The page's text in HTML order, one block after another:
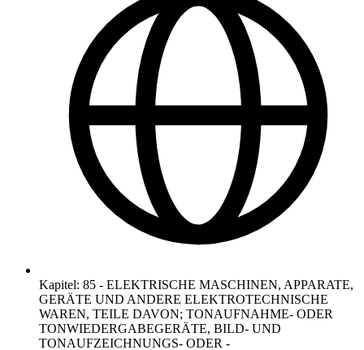
Kapitel: 85 - ELEKTRISCHE MASCHINEN, APPARATE,
GERÄTE UND ANDERE ELEKTROTECHNISCHE
WAREN, TEILE DAVON; TONAUFNAHME- ODER
TONWIEDERGABEGERÄTE, BILD- UND
TONAUFZEICHNUNGS- ODER -